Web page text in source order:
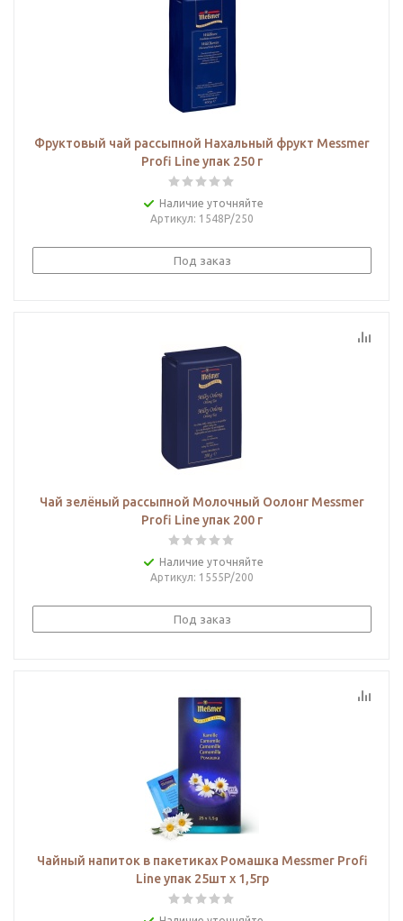
Фруктовый чай рассыпной Нахальный фрукт Messmer
Profi Line упак 250 г
Наличие уточняйте
Артикул: 1548Р/250
Под заказ
Чай зелёный рассыпной Молочный Оолонг Messmer
Profi Line упак 200 г
Наличие уточняйте
Артикул: 1555Р/200
Под заказ
Чайный напиток в пакетиках Ромашка Messmer Profi
Line упак 25шт х 1,5гр